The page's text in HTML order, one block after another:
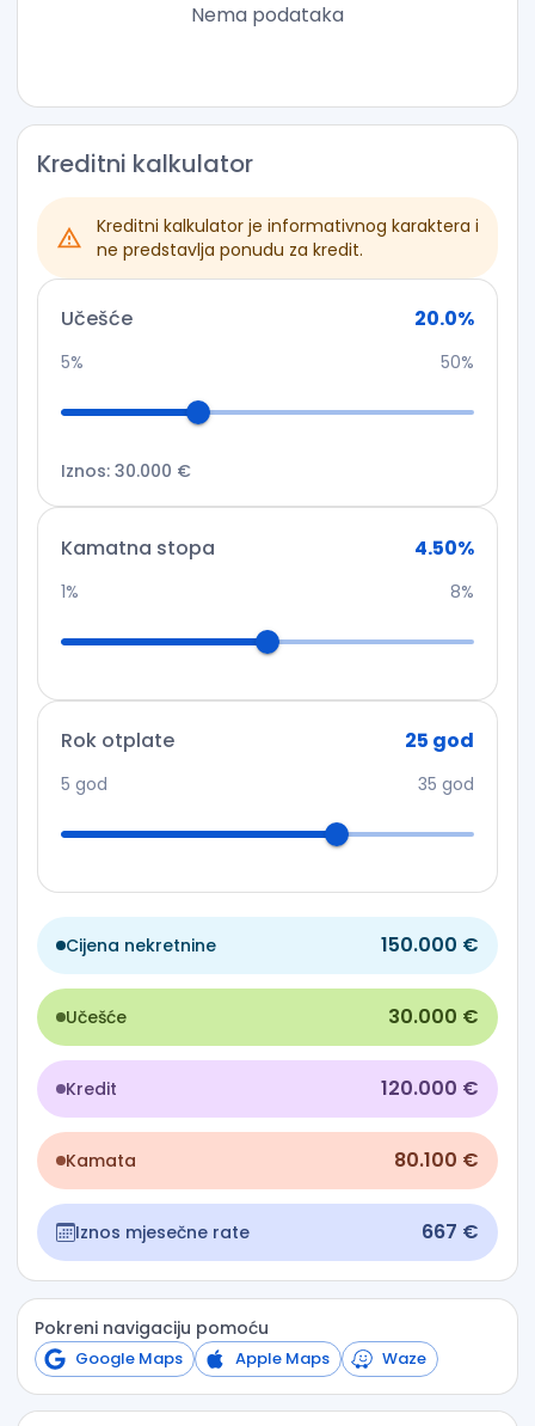
Nema podataka
Kreditni kalkulator
Kreditni kalkulator je informativnog karaktera i
ne predstavlja ponudu za kredit.
Učešće 20.0%
5% 50%
Iznos: 30.000 €
Kamatna stopa 4.50%
1% 8%
Rok otplate 25 god
5 god 35god
Cijena nekretnine 150.000 €
Učešće 30.000 €
Kredit 120.000 €
Kamata 80.100 €
Iznos mjesečne rate 667 €
Pokreni navigaciju pomoću
Google Maps Apple Maps Waze